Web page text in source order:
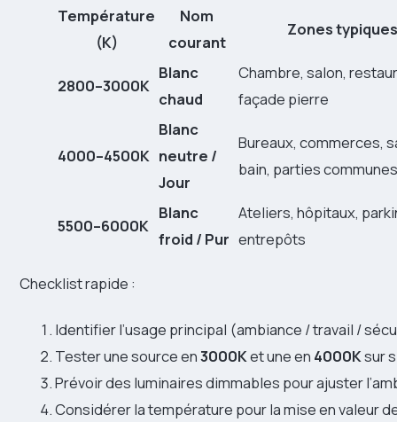
Température
(K)
Nom
courant
Zones typiques
2800–3000K
Blanc
chaud
Chambre, salon,
façade pierre
4000–4500K
Blanc
neutre /
Jour
Bureaux, commerces,
bain, parties communes
5500–6000K
Blanc
froid / Pur
Ateliers, hôpitaux,
entrepôts
Checklist rapide :
Identifier l’usage principal (ambiance / travail /
Tester une source en3000Ket une en 4000Ksur
Prévoir des luminaires dimmables pour ajuster
Considérer la température pour la mise en valeur